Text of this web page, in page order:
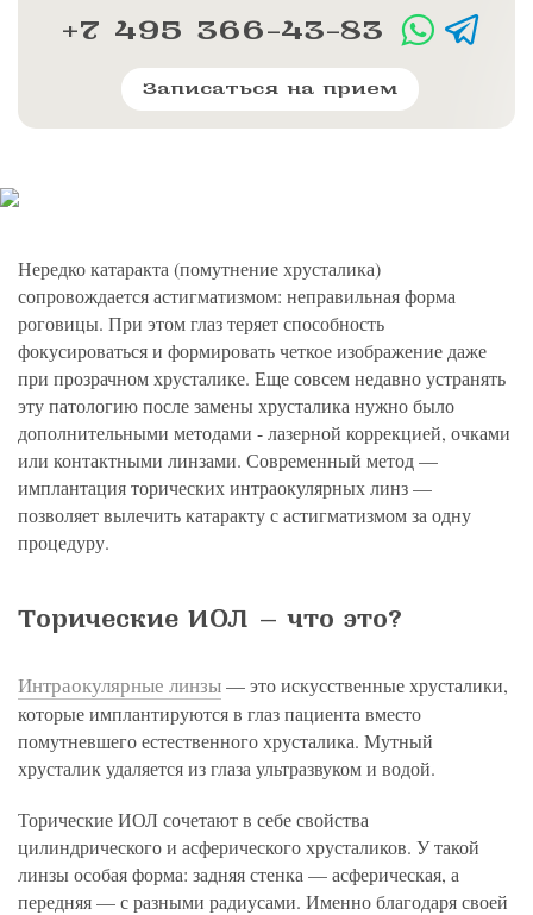
+7 495 366-43-83
Записаться на прием
Нередко катаракта (помутнение хрусталика)
сопровождается астигматизмом: неправильная форма
роговицы. При этом глаз теряет способность
фокусироваться и формировать четкое изображение даже
при прозрачном хрусталике. Еще совсем недавно устранять
эту патологию после замены хрусталика нужно было
дополнительными методами - лазерной коррекцией, очками
или контактными линзами. Современный метод —
имплантация торических интраокулярных линз —
позволяет вылечить катаракту с астигматизмом за одну
процедуру.
Торические ИОЛ — что это?
Интраокулярные линзы— это искусственные хрусталики,
которые имплантируются в глаз пациента вместо
помутневшего естественного хрусталика. Мутный
хрусталик удаляется из глаза ультразвуком и водой.
Торические ИОЛ сочетают в себе свойства
цилиндрического и асферического хрусталиков. У такой
линзы особая форма: задняя стенка — асферическая, а
передняя — с разными радиусами. Именно благодаря своей
Яндекс Google 2GIS Zoon
Я соглашаюсь на получение рассылки в соответствии с ФЗ от
13.03.2006 №38-ФЗ на условиях и для целей, определенных
политикой конфиденциальности
+7 991 098-78-29
Елена, персональный менеджер
13.03.2006 №38-ФЗ на условиях и для целей, определенных
политикой конфиденциальности
Отправить
Я соглашаюсь на получение рассылки в соответствии с ФЗ от
13.03.2006 №38-ФЗ на условиях и для целей, определенных
Отправить
Нажимая на кнопку «Отправить», вы даете согласие
на обработкуперсональных данных
Я соглашаюсь на получение рассылки в соответствии с ФЗ от
13.03.2006 №38-ФЗ на условиях и для целей, определенных
политикой конфиденциальности